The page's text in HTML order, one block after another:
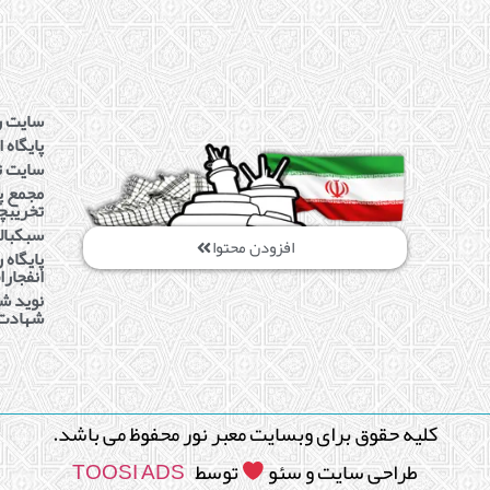
افزودن محتوا
سایت
سایت
مجمع
نوید
کلیه حقوق برای وبسایت معبر نور محفوظ می باشد.
طراحی سایت و سئو توسطTOOSI ADS